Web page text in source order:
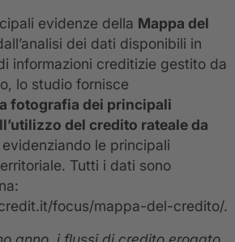
evidenze della Mappa del
dei dati disponibili in
informazioni creditizie gestito da
lo studio fornisce
fotografia dei principali
del credito rateale da
evidenziando le principali
Tutti i dati sono
focus/mappa-del-credito/.